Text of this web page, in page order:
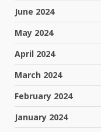
June 2024
May 2024
April 2024
March 2024
February 2024
January 2024